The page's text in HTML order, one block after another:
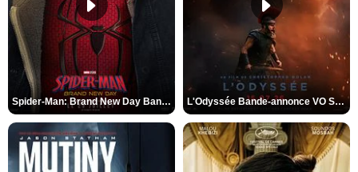
Spider-Man: Brand New Day Bande-annonce VO STFR L'Odyssée Bande-annonce VO STFR